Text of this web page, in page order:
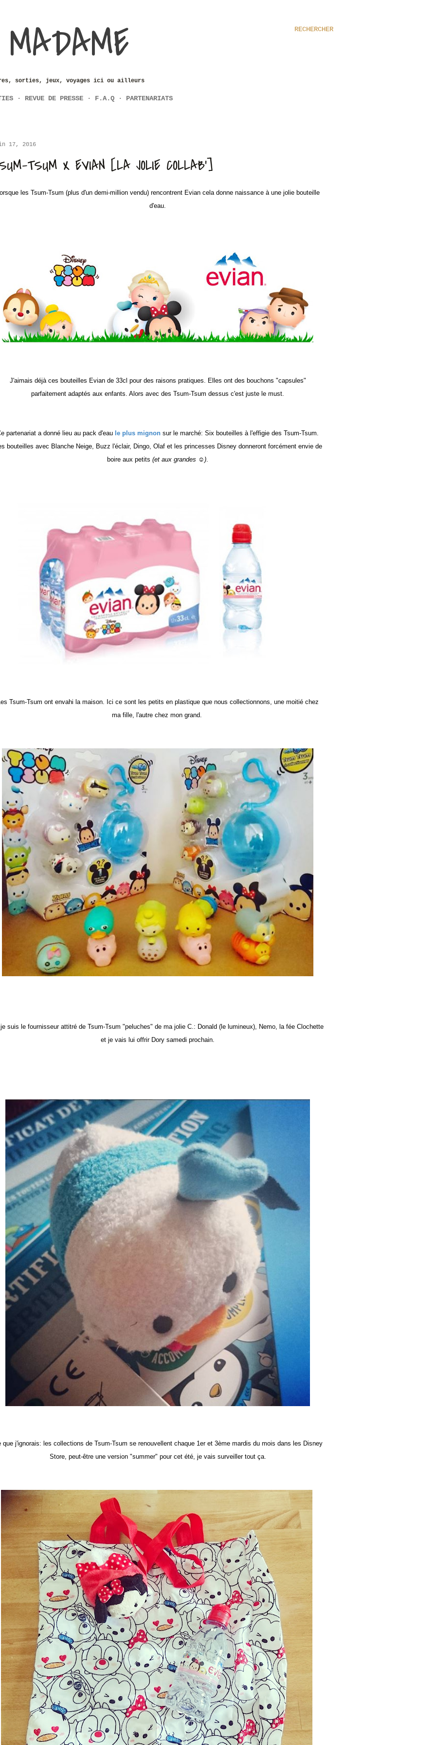
RECHERCHER
sorties, jeux, voyages ici ou ailleurs
REVUE DE PRESSE F.A.Q PARTENARIATS
17, 2016
TSUM X EVIAN [LA JOLIE COLLAB']
les Tsum-Tsum (plus d'un demi-million vendu) rencontrent Evian cela donne naissance à une jolie bouteille
d'eau.
J'aimais déjà ces bouteilles Evian de 33cl pour des raisons pratiques. Elles ont des bouchons "capsules"
parfaitement adaptés aux enfants. Alors avec des Tsum-Tsum dessus c'est juste le must.
partenariat a donné lieu au pack d'eau le plus mignon sur le marché: Six bouteilles à l'effigie des Tsum-Tsum.
bouteilles avec Blanche Neige, Buzz l'éclair, Dingo, Olaf et les princesses Disney donneront forcément envie de
boire aux petits (et aux grandes ☺).
Tsum-Tsum ont envahi la maison. Ici ce sont les petits en plastique que nous collectionnons, une moitié chez
ma fille, l'autre chez mon grand.
suis le fournisseur attitré de Tsum-Tsum "peluches" de ma jolie C.: Donald (le lumineux), Nemo, la fée Clochette
et je vais lui offrir Dory samedi prochain.
que j'ignorais: les collections de Tsum-Tsum se renouvellent chaque 1er et 3ème mardis du mois dans les Disney
Store, peut-être une version "summer" pour cet été, je vais surveiller tout ça.